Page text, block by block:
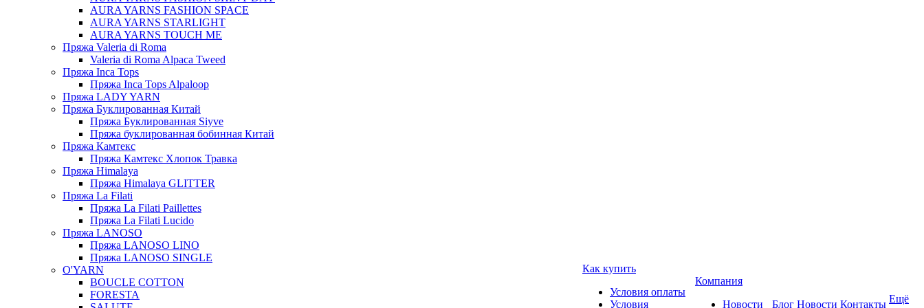
AURA YARNS FASHION SPACE
AURA YARNS STARLIGHT
AURA YARNS TOUCH ME
Пряжа Valeria di Roma
Valeria di Roma Alpaca Tweed
Пряжа Inca Tops
Пряжа Inca Tops Alpaloop
Пряжа LADY YARN
Пряжа Буклированная Китай
Пряжа Буклированная Siyve
Пряжа буклированная бобинная Китай
Пряжа Камтекс
Пряжа Камтекс Хлопок Травка
Пряжа Himalaya
Пряжа Himalaya GLITTER
Пряжа La Filati
Пряжа La Filati Paillettes
Пряжа La Filati Lucido
Пряжа LANOSO
Пряжа LANOSO LINO
Пряжа LANOSO SINGLE
O'YARN
BOUCLE COTTON
FORESTA
Как купить
Условия оплаты
Условия
Компания
Новости
Блог Новости Контакты Ещё